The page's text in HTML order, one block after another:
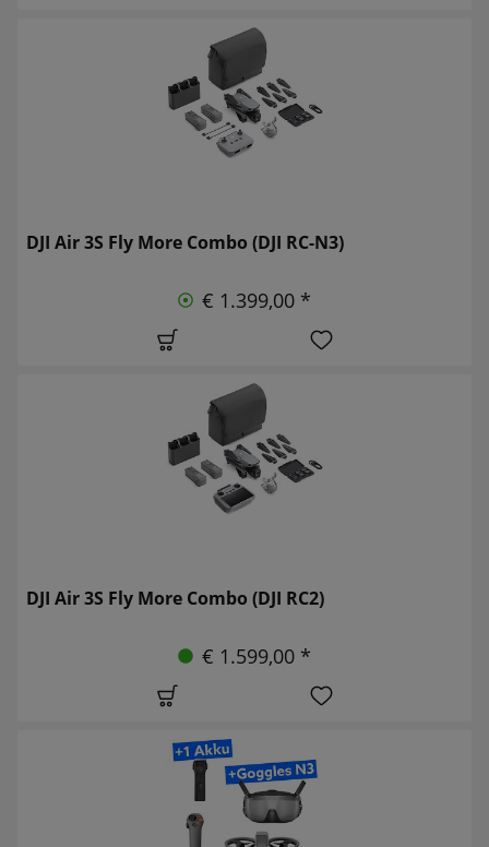
DJI Air 3S Fly More Combo (DJI RC-N3)
€ 1.399,00 *
DJI Air 3S Fly More Combo (DJI RC2)
€ 1.599,00 *